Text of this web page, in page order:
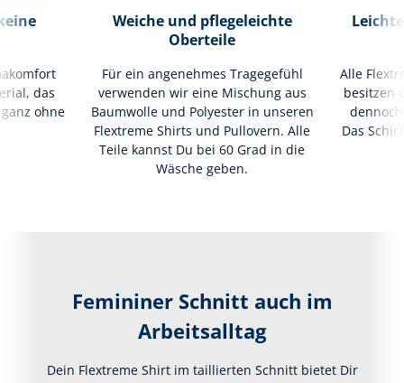
das
ohne
Weiche und pflegeleichte
Oberteile
Für ein angenehmes Tragegefühl
verwenden wir eine Mischung aus
Baumwolle und Polyester in unseren
Flextreme Shirts und Pullovern. Alle
Teile kannst Du bei 60 Grad in die
Wäsche geben.
Alle
besitzen
Das
Femininer Schnitt auch im
Arbeitsalltag
Dein Flextreme Shirt im taillierten Schnitt bietet Dir